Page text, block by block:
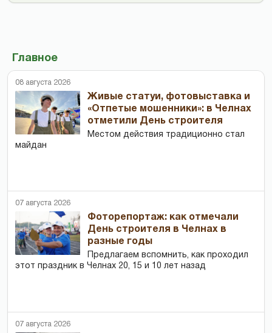
Главное
08 августа 2026
Живые статуи, фотовыставка и
«Отпетые мошенники»: в Челнах
отметили День строителя
Местом действия традиционно стал
майдан
07 августа 2026
Фоторепортаж: как отмечали
День строителя в Челнах в
разные годы
Предлагаем вспомнить, как проходил
этот праздник в Челнах 20, 15 и 10 лет назад
07 августа 2026